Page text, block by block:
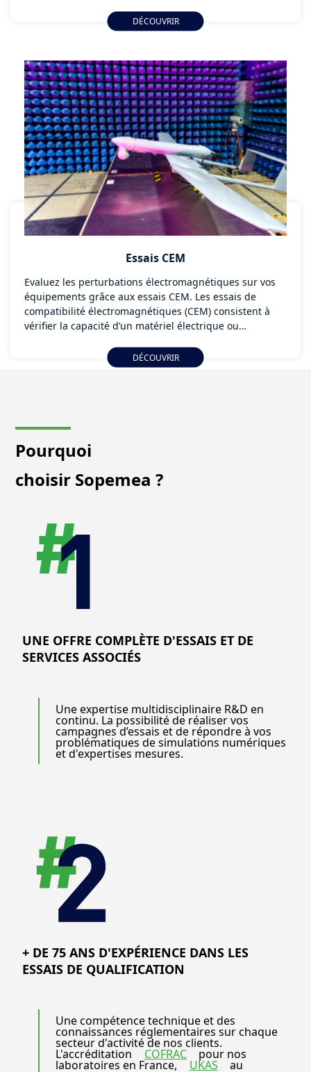
électriques s’appliquent. Nos experts de la conformité
électrique vous accompagnent sur ces exigences de
DÉCOUVRIR
Essais CEM
Evaluez les perturbations électromagnétiques sur vos
équipements grâce aux essais CEM. Les essais de
compatibilité électromagnétiques (CEM) consistent à
vérifier la capacité d’un matériel électrique ou
son environnement électromagnétique sans provoquer
lui-même des perturbations électromagnétiques
DÉCOUVRIR
Pourquoi
choisir Sopemea ?
UNE OFFRE COMPLÈTE D'ESSAIS ET DE
SERVICES ASSOCIÉS
Une expertise multidisciplinaire R&D en
continu. La possibilité de réaliser vos
campagnes d’essais et de répondre à vos
problématiques de simulations numériques
et d'expertises mesures.
+ DE 75 ANS D'EXPÉRIENCE DANS LES
ESSAIS DE QUALIFICATION
Une compétence technique et des
connaissances réglementaires sur chaque
secteur d'activité de nos clients.
L'accréditation COFRAC pour nos
laboratoires en France, UKAS au